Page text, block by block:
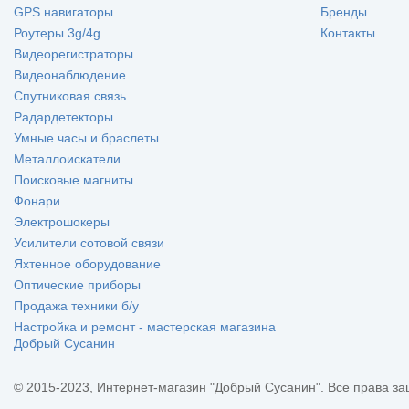
GPS навигаторы
Роутеры 3g/4g
Видеорегистраторы
Видеонаблюдение
Спутниковая связь
Радардетекторы
Умные часы и браслеты
Металлоискатели
Поисковые магниты
Фонари
Электрошокеры
Усилители сотовой связи
Яхтенное оборудование
Оптические приборы
Продажа техники б/у
Настройка и ремонт - мастерская магазина
Добрый Сусанин
Бренды
Контакты
© 2015-2023, Интернет-магазин "Добрый Сусанин". Все права